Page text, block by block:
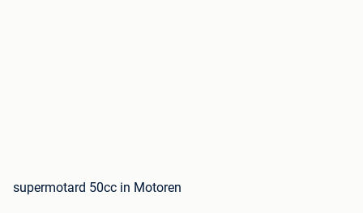
supermotard 50cc in Motoren